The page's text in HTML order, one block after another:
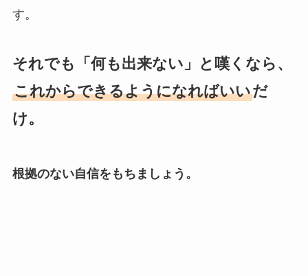
す。
それでも「何も出来ない」と嘆くなら、
これからできるようになればいいだ
け。
根拠のない自信をもちましょう。